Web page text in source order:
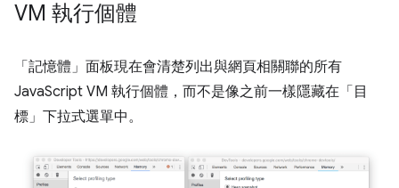
VM 執行個體
「記憶體」 面板現在會清楚列出與網頁相關聯的所有
JavaScript VM 執行個體，而不是像之前一樣隱藏在「目
標」 下拉式選單中。